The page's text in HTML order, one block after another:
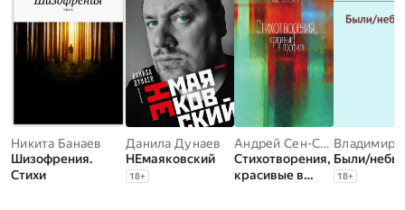
Никита Банаев
Шизофрения.
Стихи
Данила Дунаев
НЕмаяковский
18+
Андрей Сен-Сеньков
Стихотворения,
красивые в
Были/
18+